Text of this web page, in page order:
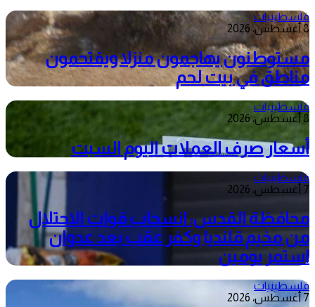
فلسطينيات
8 أغسطس، 2026
مستوطنون يهاجمون منزلا ويقتحمون
مناطق في بيت لحم
فلسطينيات
8 أغسطس، 2026
أسعار صرف العملات اليوم السبت
فلسطينيات
7 أغسطس، 2026
محافظة القدس: انسحاب قوات الاحتلال
من مخيم قلنديا وكفر عقب بعد عدوان
استمر يومين
فلسطينيات
7 أغسطس، 2026